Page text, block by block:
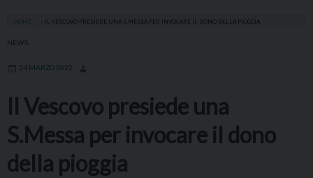
HOME IL VESCOVO PRESIEDE UNA S.MESSA PER INVOCARE IL DONO DELLA PIOGGIA
NEWS
24 MARZO 2022
Il Vescovo presiede una
S.Messa per invocare il dono
della pioggia